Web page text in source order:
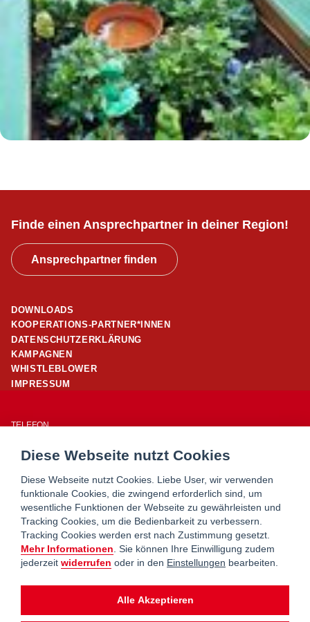
Finde einen Ansprechpartner in deiner Region!
Ansprechpartner finden
DOWNLOADS
KOOPERATIONS-PARTNER*INNEN
DATENSCHUTZERKLÄRUNG
KAMPAGNEN
WHISTLEBLOWER
IMPRESSUM
TELEFON
E-MAIL
WOHNSERVICE WIEN
WOHNBERATUNG WIEN
MIETERHILFE
Diese Webseite nutzt Cookies
Diese Webseite nutzt Cookies. Liebe User, wir verwenden
funktionale Cookies, die zwingend erforderlich sind, um
wesentliche Funktionen der Webseite zu gewährleisten und
Tracking Cookies, um die Bedienbarkeit zu verbessern.
Tracking Cookies werden erst nach Zustimmung gesetzt.
Mehr Informationen . Sie können Ihre Einwilligung zudem
jederzeit widerrufen oder in den Einstellungen bearbeiten.
Alle Akzeptieren